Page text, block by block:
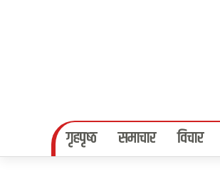
गृहपृष्‍ठ समाचार विचार